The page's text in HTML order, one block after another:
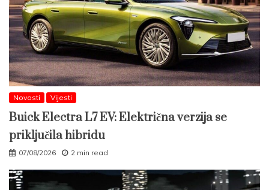
Novosti Vijesti
Buick Electra L7 EV: Električna verzija se
priključila hibridu
07/08/2026 2 min read